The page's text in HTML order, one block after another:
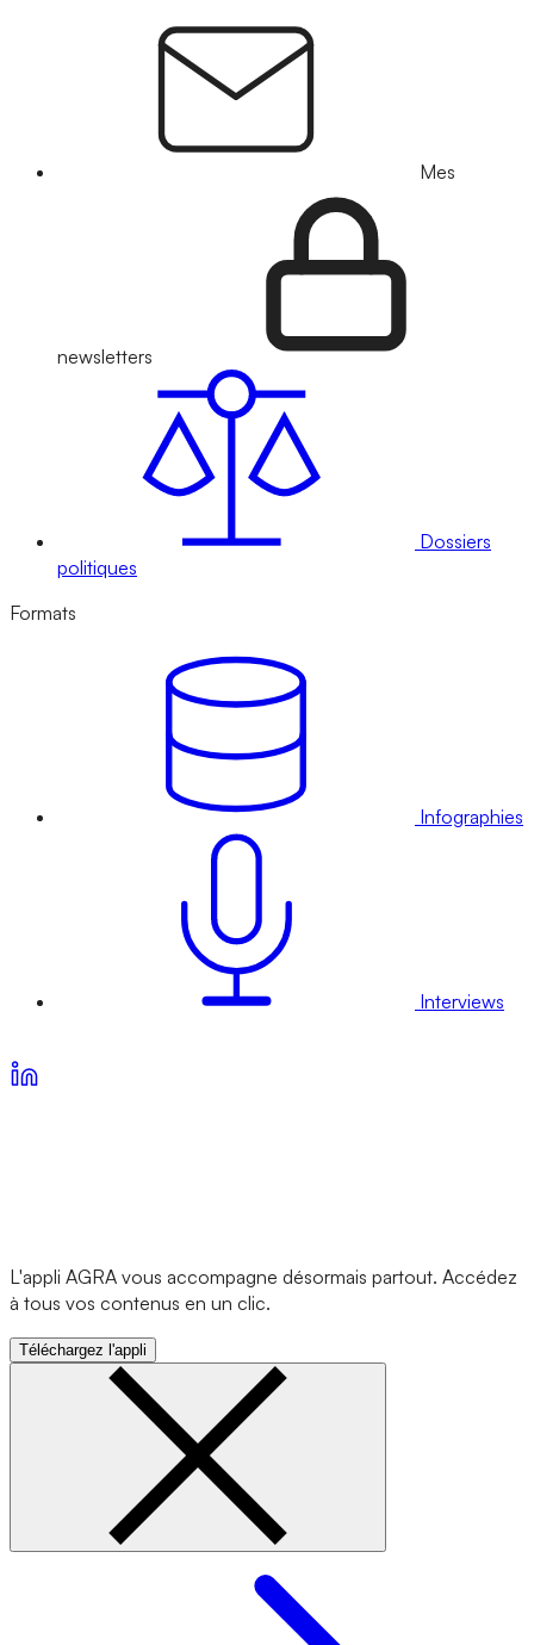
Mes
newsletters
Dossiers
politiques
Formats
Infographies
Interviews
L'appli AGRA vous accompagne désormais partout. Accédez
à tous vos contenus en un clic.
Téléchargez l'appli